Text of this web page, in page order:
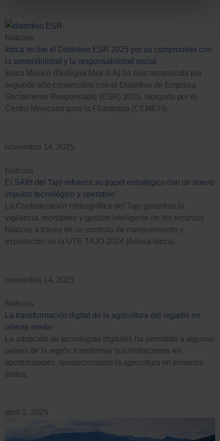
Noticias
Idrica recibe el Distintivo ESR 2025 por su compromiso con
la sostenibilidad y la responsabilidad social
Idrica México (GoAigua Mex S.A) ha sido reconocida por
segundo año consecutivo con el Distintivo de Empresa
Socialmente Responsable (ESR) 2025, otorgado por el
Centro Mexicano para la Filantropía (CEMEFI).
noviembre 14, 2025
Noticias
El SAIH del Tajo refuerza su papel estratégico con un nuevo
impulso tecnológico y operativo
La Confederación Hidrográfica del Tajo garantiza la
vigilancia, monitoreo y gestión inteligente de los recursos
hídricos a través de un contrato de mantenimiento y
explotación de la UTE TAJO 2024 (Adasa-Idrica).
noviembre 14, 2025
Noticias
La transformación digital de la agricultura del regadío en
oriente medio
La adopción de tecnologías digitales ha permitido a algunos
países de la región transformar sus limitaciones en
oportunidades, revolucionando la agricultura en entornos
áridos.
abril 2, 2025